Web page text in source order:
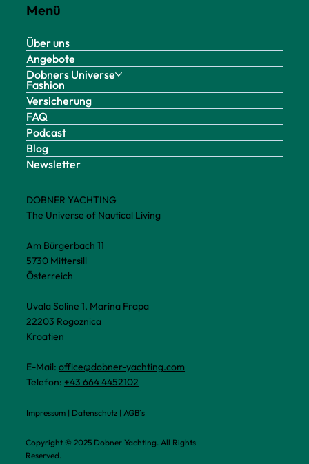
DOBNER YACHTING
The Universe of Nautical Living
Am Bürgerbach 11
5730 Mittersill
Österreich
Uvala Soline 1, Marina Frapa
22203 Rogoznica
Kroatien
E-Mail:office@dobner-yachting.com
Telefon: +43 664 4452102
Copyright © 2025 Dobner Yachting. All Rights
Reserved.
Impressum| Datenschutz| AGB´s
Menü
Über uns
Angebote
Dobners Universe
Fashion
Versicherung
FAQ
Podcast
Blog
Newsletter